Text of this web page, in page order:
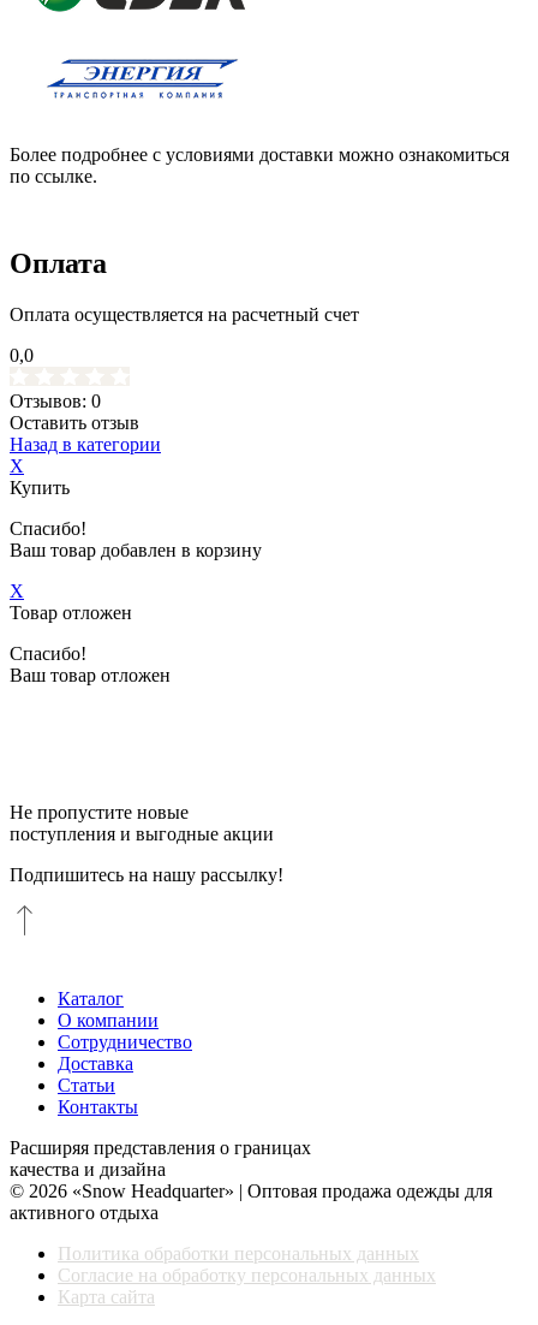
Более подробнее с условиями доставки можно ознакомиться
по ссылке.
Оплата
Оплата осуществляется на расчетный счет
0,0
Отзывов: 0
Оставить отзыв
Назад в категории
X
Купить
Спасибо!
Ваш товар добавлен в корзину
X
Товар отложен
Спасибо!
Ваш товар отложен
Не пропустите новые
поступления и выгодные акции
Подпишитесь на нашу рассылку!
Каталог
О компании
Сотрудничество
Доставка
Статьи
Контакты
Расширяя представления о границах
качества и дизайна
© 2026 «Snow Headquarter» | Оптовая продажа одежды для
активного отдыха
Политика обработки персональных данных
Согласие на обработку персональных данных
Карта сайта